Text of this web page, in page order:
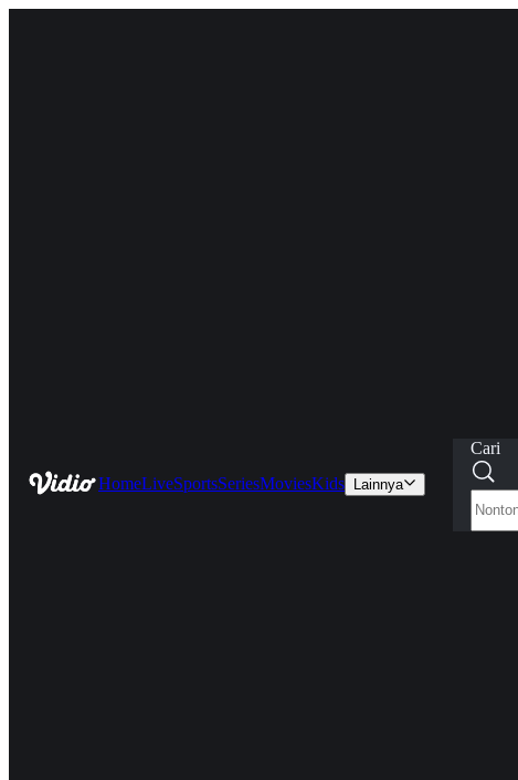
HomeLiveSportsSeriesMoviesKids Lainnya
Cari